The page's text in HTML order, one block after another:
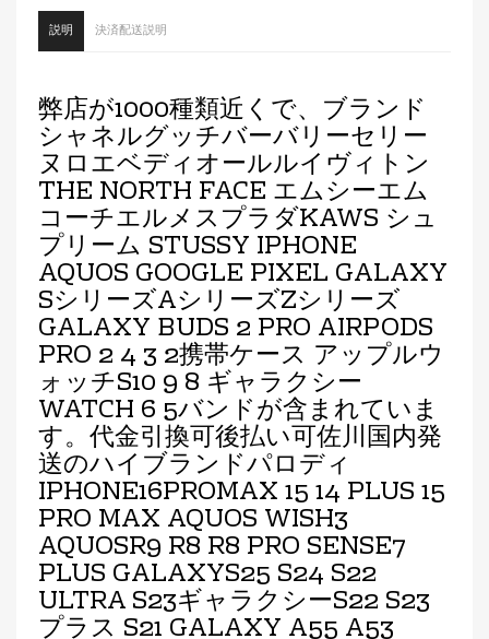
説明 決済配送説明
弊店が1000種類近くで、ブランド
シャネルグッチバーバリーセリー
ヌロエベディオールルイヴィトン
THE NORTH FACE エムシーエム
コーチエルメスプラダKAWS シュ
プリーム STUSSY IPHONE
AQUOS GOOGLE PIXEL GALAXY
SシリーズAシリーズZシリーズ
GALAXY BUDS 2 PRO AIRPODS
PRO 2 4 3 2携帯ケース アップルウ
ォッチS10 9 8 ギャラクシー
WATCH 6 5バンドが含まれていま
す。代金引換可後払い可佐川国内発
送のハイブランドパロディ
IPHONE16PROMAX 15 14 PLUS 15
PRO MAX AQUOS WISH3
AQUOSR9 R8 R8 PRO SENSE7
PLUS GALAXYS25 S24 S22
ULTRA S23ギャラクシーS22 S23
プラス S21 GALAXY A55 A53